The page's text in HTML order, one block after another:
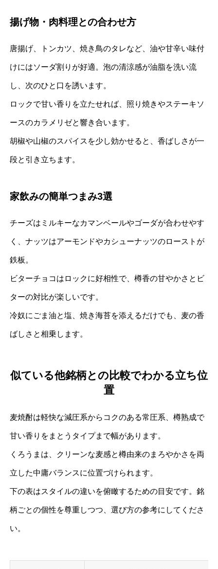
揚げ物・肉料理との合わせ方
唐揚げ、トンカツ、焼き鳥のタレなど、油や甘辛い味付
けにはソーダ割りが好適。泡の清涼感が油脂を洗い流
し、次のひと口を誘います。
ロックで甘い香りを立たせれば、照り焼きやステーキソ
ースのカラメリゼと響き合います。
胡椒や山椒のスパイスを少し効かせると、香ばしさが一
段と引き立ちます。
家飲みの簡単つまみ3選
チーズはミルキーなカマンベールやゴーダが合わせやす
く、ナッツはアーモンドやカシューナッツのローストが
鉄板。
ビターチョコはロックに好相性で、樽香の甘やかさとビ
ターの対比が楽しいです。
冷奴にごま油と塩、焼き海苔を添えるだけでも、麦の香
ばしさと相乗します。
似ている他銘柄との比較でわかる立ち位
置
麦焼酎は軽快な減圧系からコクのある常圧系、樽熟成で
甘い香りをまとうタイプまで幅があります。
くろうまは、クリーンな麦感と樽由来のまろやかさを両
立した中庸バランスに位置づけられます。
下の表はスタイルの違いを俯瞰するための目安です。銘
柄ごとの個性を尊重しつつ、選び方の参考にしてくださ
い。